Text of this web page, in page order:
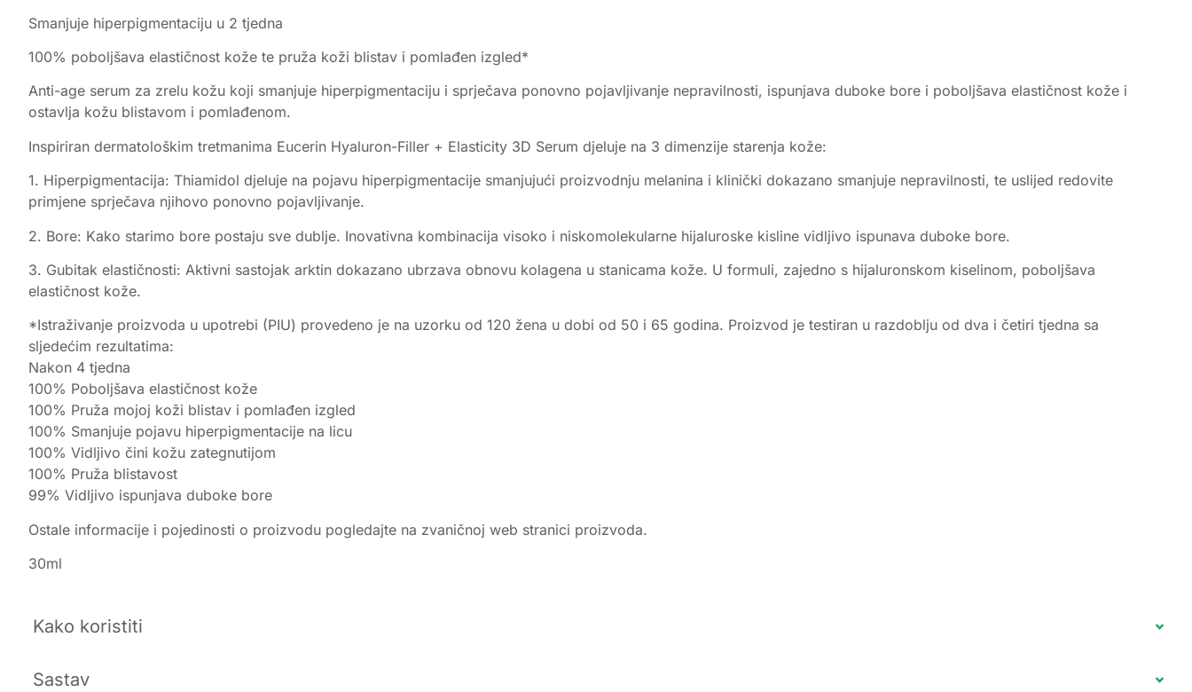
Smanjuje hiperpigmentaciju u 2 tjedna
100% poboljšava elastičnost kože te pruža koži blistav i pomlađen izgled*
Anti-age serum za zrelu kožu koji smanjuje hiperpigmentaciju i sprječava ponovno pojavljivanje nepravilnosti, ispunjava duboke bore i poboljšava elastičnost kože i
ostavlja kožu blistavom i pomlađenom.
Inspiriran dermatološkim tretmanima Eucerin Hyaluron-Filler + Elasticity 3D Serum djeluje na 3 dimenzije starenja kože:
1. Hiperpigmentacija: Thiamidol djeluje na pojavu hiperpigmentacije smanjujući proizvodnju melanina i klinički dokazano smanjuje nepravilnosti, te uslijed redovite
primjene sprječava njihovo ponovno pojavljivanje.
2. Bore: Kako starimo bore postaju sve dublje. Inovativna kombinacija visoko i niskomolekularne hijaluroske kisline vidljivo ispunava duboke bore.
3. Gubitak elastičnosti: Aktivni sastojak arktin dokazano ubrzava obnovu kolagena u stanicama kože. U formuli, zajedno s hijaluronskom kiselinom, poboljšava
elastičnost kože.
*Istraživanje proizvoda u upotrebi (PIU) provedeno je na uzorku od 120 žena u dobi od 50 i 65 godina. Proizvod je testiran u razdoblju od dva i četiri tjedna sa
sljedećim rezultatima:
Nakon 4 tjedna
100% Poboljšava elastičnost kože
100% Pruža mojoj koži blistav i pomlađen izgled
100% Smanjuje pojavu hiperpigmentacije na licu
100% Vidljivo čini kožu zategnutijom
100% Pruža blistavost
99% Vidljivo ispunjava duboke bore
Ostale informacije i pojedinosti o proizvodu pogledajte na zvaničnoj web stranici proizvoda.
30ml
Kako koristiti
Sastav